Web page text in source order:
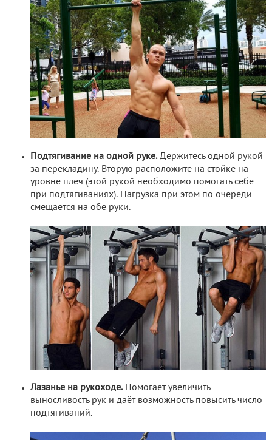
Подтягивание на одной руке.Держитесь одной рукой
за перекладину. Вторую расположите на стойке на
уровне плеч (этой рукой необходимо помогать себе
при подтягиваниях). Нагрузка при этом по очереди
смещается на обе руки.
Лазанье на рукоходе.
Помогает увеличить
выносливость рук и даёт возможность повысить число
подтягиваний.